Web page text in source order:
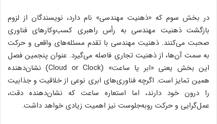
در بخش سوم که «ذهنیت مهندسی» نام دارد، نویسندگان از لزوم
بازگشت ذهنیت مهندسی به رأس راهبری کسب‌وکارهای فناوری
صحبت می‌کنند. ذهنیت مهندسی با تقدم مسئله‌های واقعی و حرکت
به سمت آن‌ها، از ذهنیت تجاری فاصله می‌گیرد. عنوان پنجمین فصل
این بخش یعنی «ابر یا ساعت» (Cloud or Clock) نشان‌دهنده
همین تمایز است. اگرچه فناوری‌های ابری نوعی از خلاقیت و جذابیت
را درون خود دارند، اما استعاره ساعت که نشان‌دهنده دقت،
عمل‌گرایی و حرکت روبه‌جلوست نیز اهمیت زیادی خواهد داشت.